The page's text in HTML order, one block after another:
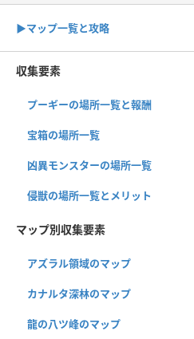
▶︎マップ一覧と攻略
収集要素
プーギーの場所一覧と報酬
宝箱の場所一覧
凶異モンスターの場所一覧
侵獣の場所一覧とメリット
マップ別収集要素
アズラル領域のマップ
カナルタ深林のマップ
龍の八ツ峰のマップ